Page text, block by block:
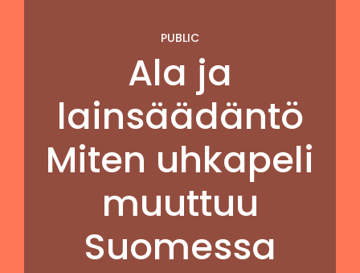
PUBLIC
Ala ja
lainsäädäntö
Miten uhkapeli
muuttuu
Suomessa